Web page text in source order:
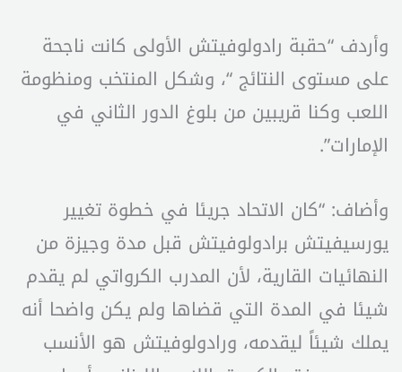
وأردف “حقبة رادولوفيتش الأولى كانت ناجحة
على مستوى النتائج “، وشكل المنتخب ومنظومة
اللعب وكنا قريبين من بلوغ الدور الثاني في
الإمارات”.
وأضاف: “كان الاتحاد جريئا في خطوة تغيير
يورسيفيتش برادولوفيتش قبل مدة وجيزة من
النهائيات القارية، لأن المدرب الكرواتي لم يقدم
شيئا في المدة التي قضاها ولم يكن واضحا أنه
يملك شيئاً ليقدمه، ورادولوفيتش هو الأنسب